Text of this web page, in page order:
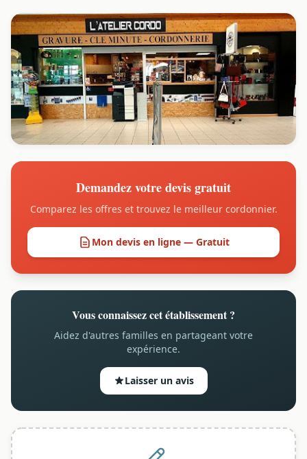
Demandez votre devis gratuit
Comparez les offres et trouvez le meilleur cordonnier.
Mon devis en ligne — Gratuit
Vous connaissez cet établissement ?
Aidez d'autres familles en partageant votre
expérience.
Laisser un avis